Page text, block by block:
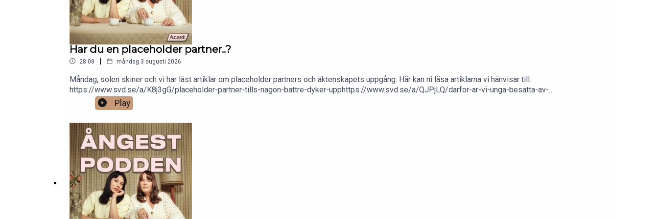
Har du en placeholder partner..?
28:08 | måndag 3 augusti 2026
Måndag, solen skiner och vi har läst artiklar om placeholder partners och äktenskapets uppgång. Här kan ni läsa artiklarna vi hänvisar till:
https://www.svd.se/a/K8j3gG/placeholder-partner-tills-nagon-battre-dyker-upphttps://www.svd.se/a/QJPjLQ/darfor-ar-vi-unga-besatta-av-
aktenskapetProgramledare: Ida Höckerstrand & Sofie HallbergKlippning: Sofie HallbergInstagram: @angestpodden @idahockerstrand
@sofiehallbergFacebook: ÅngestpoddenTikTok: @therealangestpoddenHar du förslag på ämnen, ett dilemma eller gäster du skulle vilja höra i Ångestpodden?
Play